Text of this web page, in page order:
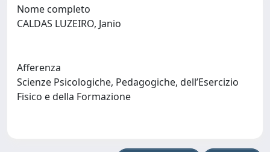
Nome completo
CALDAS LUZEIRO, Janio
Afferenza
Scienze Psicologiche, Pedagogiche, dell’Esercizio
Fisico e della Formazione